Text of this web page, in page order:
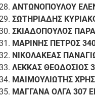
ΑΝΤΩΝΟΠΟΥΛΟΥ
ΣΩΤΗΡΙΑΔΗΣ
ΣΚΙΑΔΟΠΟΥΛΟΣ
ΜΑΡΙΝΗΣ ΠΕΤΡΟΣ
ΝΙΚΟΛΑΚΕΑΣ
ΛΕΚΚΑΣ ΘΕΟΔΟΣΙΟΣ
ΜΑΙΜΟΥΛΙΩΤΗΣ
ΜΑΓΓΑΝΑ ΟΛΓΑ 307